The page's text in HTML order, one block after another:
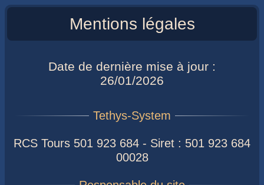
Mentions légales
Date de dernière mise à jour :
26/01/2026
RCS Tours 501 923 684 - Siret : 501 923 684
00028